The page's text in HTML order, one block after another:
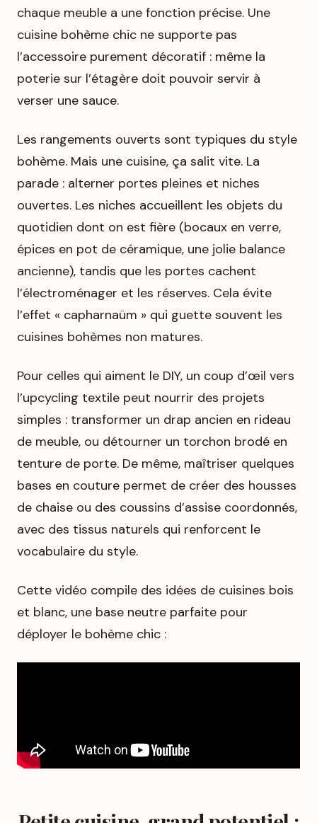
chaque meuble a une fonction précise. Une
cuisine bohème chic ne supporte pas
l’accessoire purement décoratif : même la
poterie sur l’étagère doit pouvoir servir à
verser une sauce.
Les rangements ouverts sont typiques du style
bohème. Mais une cuisine, ça salit vite. La
parade : alterner portes pleines et niches
ouvertes. Les niches accueillent les objets du
quotidien dont on est fière (bocaux en verre,
épices en pot de céramique, une jolie balance
ancienne), tandis que les portes cachent
l’électroménager et les réserves. Cela évite
l’effet « capharnaüm » qui guette souvent les
cuisines bohèmes non matures.
Pour celles qui aiment le DIY, un coup d’œil vers
l’upcycling textile peut nourrir des projets
simples : transformer un drap ancien en rideau
de meuble, ou détourner un torchon brodé en
tenture de porte. De même, maîtriser quelques
bases en couture permet de créer des housses
de chaise ou des coussins d’assise coordonnés,
avec des tissus naturels qui renforcent le
vocabulaire du style.
Cette vidéo compile des idées de cuisines bois
et blanc, une base neutre parfaite pour
déployer le bohème chic :